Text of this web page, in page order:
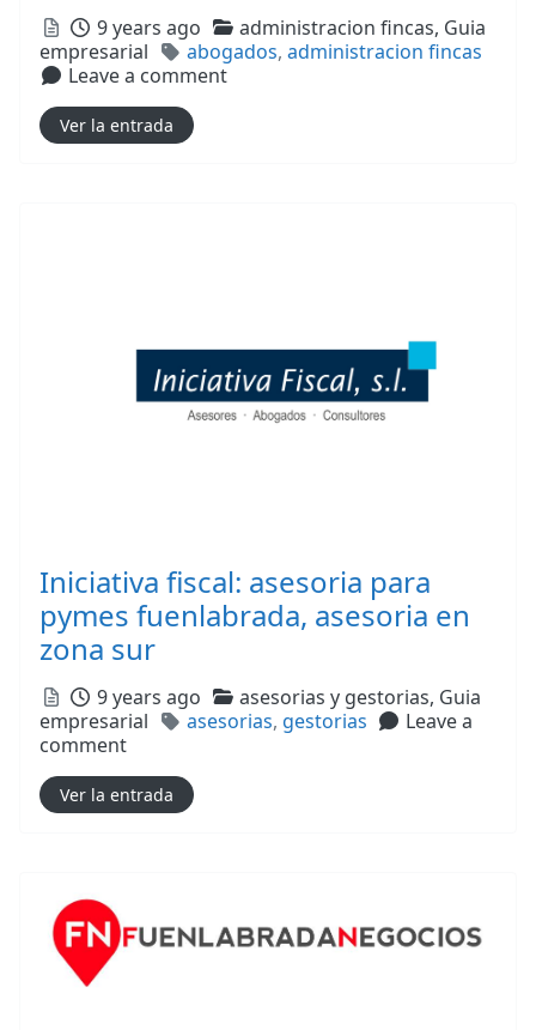
Posted
9 years ago Categories
administracion fincas, Guia
empresarial
Tags
abogados, administracion fincas
Leave a comment
Ver la entrada
Iniciativa fiscal: asesoria para
pymes fuenlabrada, asesoria en
zona sur
Posted
9 years ago Categories
asesorias y gestorias, Guia
empresarial
Tags
asesorias, gestorias
Leave a
comment
Ver la entrada